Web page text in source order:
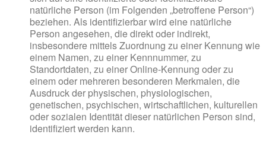
natürliche Person (im Folgenden „betroffene Person“)
beziehen. Als identifizierbar wird eine natürliche
Person angesehen, die direkt oder indirekt,
insbesondere mittels Zuordnung zu einer Kennung wie
einem Namen, zu einer Kennnummer, zu
Standortdaten, zu einer Online-Kennung oder zu
einem oder mehreren besonderen Merkmalen, die
Ausdruck der physischen, physiologischen,
genetischen, psychischen, wirtschaftlichen, kulturellen
oder sozialen Identität dieser natürlichen Person sind,
identifiziert werden kann.